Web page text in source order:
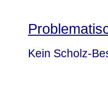
Kein Scholz-